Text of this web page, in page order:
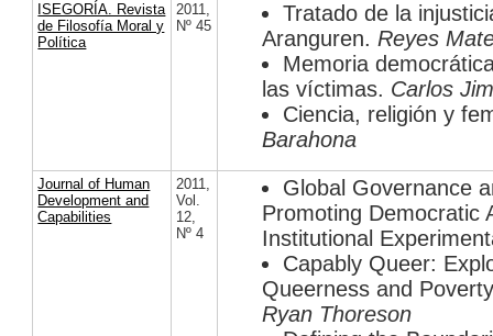
ISEGORÍA. Revista
de Filosofía Moral y
Política
2011,
Nº 45
Tratado de la
Aranguren. Reyes
Memoria
las víctimas. Carlos
Ciencia, religión y
Barahona
Journal of Human
Development and
Capabilities
2011,
Vol.
12,
Nº 4
Global Governance
Promoting Democratic
Institutional
Capably Queer:
Queerness and
Ryan Thoreson